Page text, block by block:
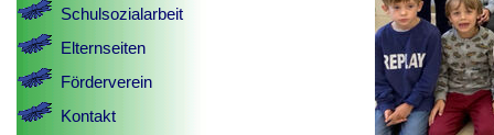
Schulsozialarbeit
Elternseiten
Förderverein
Kontakt